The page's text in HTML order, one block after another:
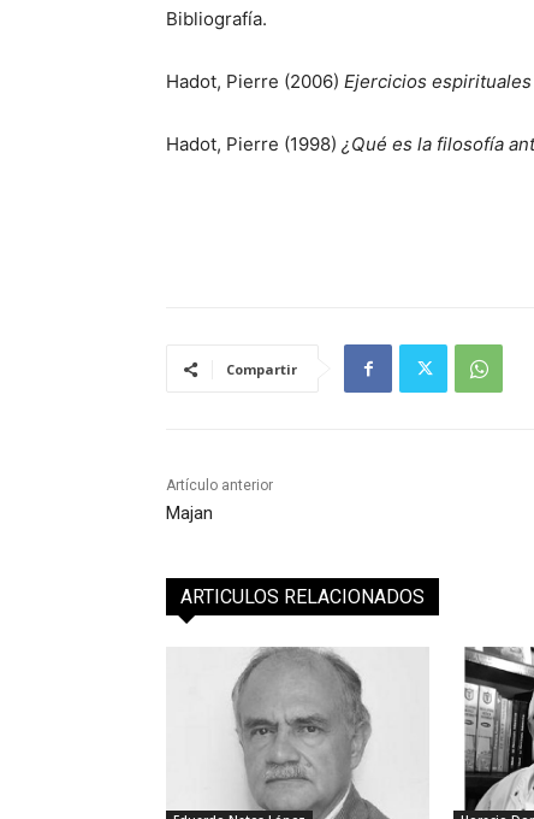
Bibliografía.
Hadot, Pierre (2006) Ejercicios
Hadot, Pierre (1998) ¿Qué es la filosofía
Compartir
Artículo anterior
Majan
ARTICULOS RELACIONADOS